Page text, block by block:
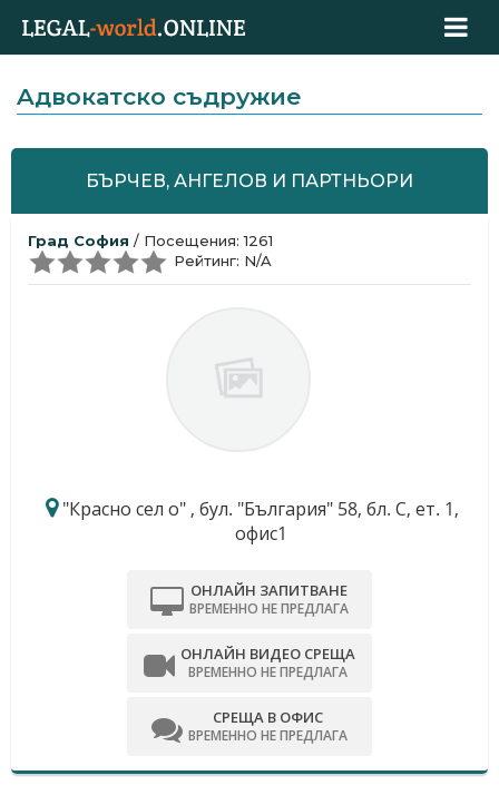
Aдвокатскo съдружие
БЪРЧЕВ, АНГЕЛОВ И ПАРТНЬОРИ
Град София / Посещения: 1261
Рейтинг: N/A
"Красно сел о" , бул. "България" 58, бл. С, ет. 1,
офис1
ОНЛАЙН ЗАПИТВАНЕ
ВРЕМЕННО НЕ ПРЕДЛАГА
ОНЛАЙН ВИДЕО СРЕЩА
ВРЕМЕННО НЕ ПРЕДЛАГА
СРЕЩА В ОФИС
ВРЕМЕННО НЕ ПРЕДЛАГА